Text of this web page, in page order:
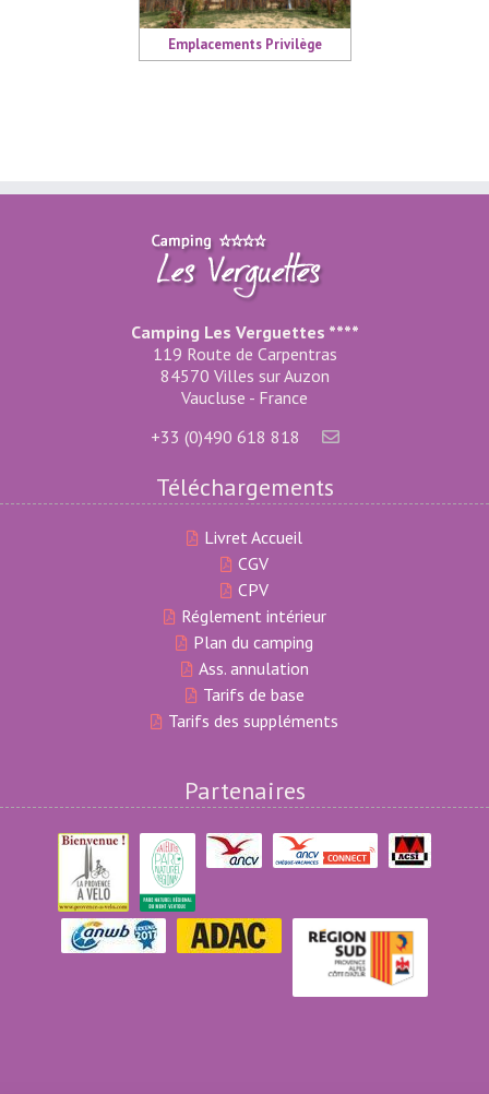
Emplacements Privilège
Camping Les Verguettes ****
119 Route de Carpentras
84570 Villes sur Auzon
Vaucluse - France
+33 (0)490 618 818
Téléchargements
Livret Accueil
CGV
CPV
Réglement intérieur
Plan du camping
Ass. annulation
Tarifs de base
Tarifs des suppléments
Partenaires